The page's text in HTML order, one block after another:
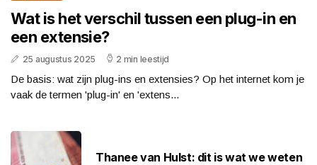
Wat is het verschil tussen een plug-in en
een extensie?
25 augustus 2025 2 min leestijd
De basis: wat zijn plug-ins en extensies? Op het internet kom je
vaak de termen 'plug-in' en 'extens...
Thanee van Hulst: dit is wat we weten